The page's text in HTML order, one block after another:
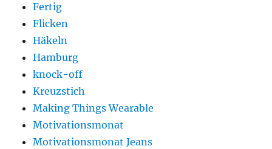
Fertig
Flicken
Häkeln
Hamburg
knock-off
Kreuzstich
Making Things Wearable
Motivationsmonat
Motivationsmonat Jeans